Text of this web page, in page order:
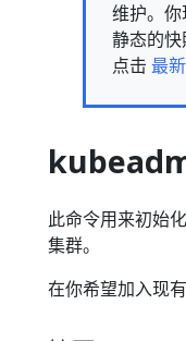
维护。
静态的
点击 最
此命令用来初始
集群。
在你希望加入现